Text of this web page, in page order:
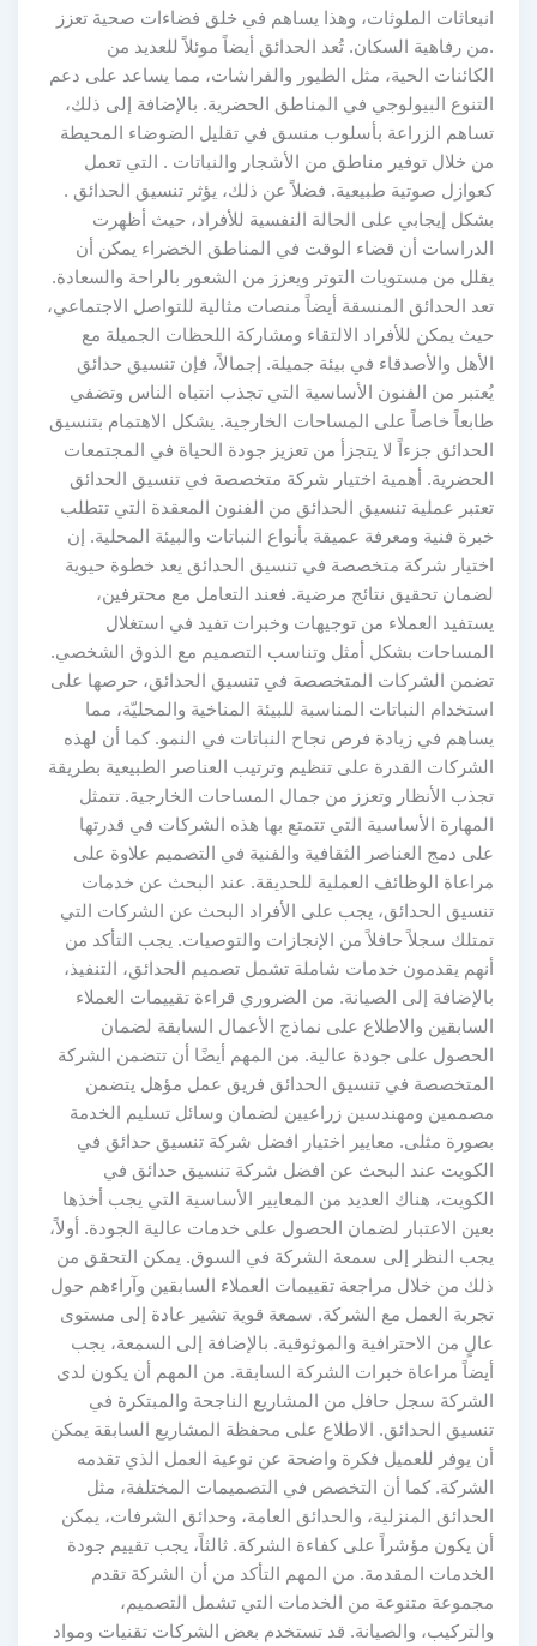
انبعاثات الملوثات، وهذا يساهم في خلق فضاءات صحية تعزز
.من رفاهية السكان. تُعد الحدائق أيضاً موئلاً للعديد من
الكائنات الحية، مثل الطيور والفراشات، مما يساعد على دعم
التنوع البيولوجي في المناطق الحضرية. بالإضافة إلى ذلك،
تساهم الزراعة بأسلوب منسق في تقليل الضوضاء المحيطة
من خلال توفير مناطق من الأشجار والنباتات . التي تعمل
كعوازل صوتية طبيعية. فضلاً عن ذلك، يؤثر تنسيق الحدائق .
بشكل إيجابي على الحالة النفسية للأفراد، حيث أظهرت
الدراسات أن قضاء الوقت في المناطق الخضراء يمكن أن
يقلل من مستويات التوتر ويعزز من الشعور بالراحة والسعادة.
تعد الحدائق المنسقة أيضاً منصات مثالية للتواصل الاجتماعي،
حيث يمكن للأفراد الالتقاء ومشاركة اللحظات الجميلة مع
الأهل والأصدقاء في بيئة جميلة. إجمالاً، فإن تنسيق حدائق
يُعتبر من الفنون الأساسية التي تجذب انتباه الناس وتضفي
طابعاً خاصاً على المساحات الخارجية. يشكل الاهتمام بتنسيق
الحدائق جزءاً لا يتجزأ من تعزيز جودة الحياة في المجتمعات
الحضرية. أهمية اختيار شركة متخصصة في تنسيق الحدائق
تعتبر عملية تنسيق الحدائق من الفنون المعقدة التي تتطلب
خبرة فنية ومعرفة عميقة بأنواع النباتات والبيئة المحلية. إن
اختيار شركة متخصصة في تنسيق الحدائق يعد خطوة حيوية
لضمان تحقيق نتائج مرضية. فعند التعامل مع محترفين،
يستفيد العملاء من توجيهات وخبرات تفيد في استغلال
المساحات بشكل أمثل وتناسب التصميم مع الذوق الشخصي.
تضمن الشركات المتخصصة في تنسيق الحدائق، حرصها على
استخدام النباتات المناسبة للبيئة المناخية والمحليّة، مما
يساهم في زيادة فرص نجاح النباتات في النمو. كما أن لهذه
الشركات القدرة على تنظيم وترتيب العناصر الطبيعية بطريقة
تجذب الأنظار وتعزز من جمال المساحات الخارجية. تتمثل
المهارة الأساسية التي تتمتع بها هذه الشركات في قدرتها
على دمج العناصر الثقافية والفنية في التصميم علاوة على
مراعاة الوظائف العملية للحديقة. عند البحث عن خدمات
تنسيق الحدائق، يجب على الأفراد البحث عن الشركات التي
تمتلك سجلاً حافلاً من الإنجازات والتوصيات. يجب التأكد من
أنهم يقدمون خدمات شاملة تشمل تصميم الحدائق، التنفيذ،
بالإضافة إلى الصيانة. من الضروري قراءة تقييمات العملاء
السابقين والاطلاع على نماذج الأعمال السابقة لضمان
الحصول على جودة عالية. من المهم أيضًا أن تتضمن الشركة
المتخصصة في تنسيق الحدائق فريق عمل مؤهل يتضمن
مصممين ومهندسين زراعيين لضمان وسائل تسليم الخدمة
بصورة مثلى. معايير اختيار افضل شركة تنسيق حدائق في
الكويت عند البحث عن افضل شركة تنسيق حدائق في
الكويت، هناك العديد من المعايير الأساسية التي يجب أخذها
بعين الاعتبار لضمان الحصول على خدمات عالية الجودة. أولاً،
يجب النظر إلى سمعة الشركة في السوق. يمكن التحقق من
ذلك من خلال مراجعة تقييمات العملاء السابقين وآراءهم حول
تجربة العمل مع الشركة. سمعة قوية تشير عادة إلى مستوى
عالٍ من الاحترافية والموثوقية. بالإضافة إلى السمعة، يجب
أيضاً مراعاة خبرات الشركة السابقة. من المهم أن يكون لدى
الشركة سجل حافل من المشاريع الناجحة والمبتكرة في
تنسيق الحدائق. الاطلاع على محفظة المشاريع السابقة يمكن
أن يوفر للعميل فكرة واضحة عن نوعية العمل الذي تقدمه
الشركة. كما أن التخصص في التصميمات المختلفة، مثل
الحدائق المنزلية، والحدائق العامة، وحدائق الشرفات، يمكن
أن يكون مؤشراً على كفاءة الشركة. ثالثاً، يجب تقييم جودة
الخدمات المقدمة. من المهم التأكد من أن الشركة تقدم
مجموعة متنوعة من الخدمات التي تشمل التصميم،
والتركيب، والصيانة. قد تستخدم بعض الشركات تقنيات ومواد